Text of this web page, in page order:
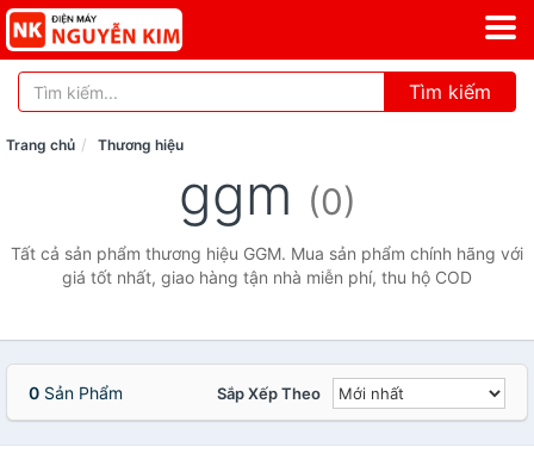
Tìm kiếm
Trang chủ Thương hiệu
ggm (0)
Tất cả sản phẩm thương hiệu GGM. Mua sản phẩm chính hãng với
giá tốt nhất, giao hàng tận nhà miễn phí, thu hộ COD
0 Sản Phẩm Sắp Xếp Theo